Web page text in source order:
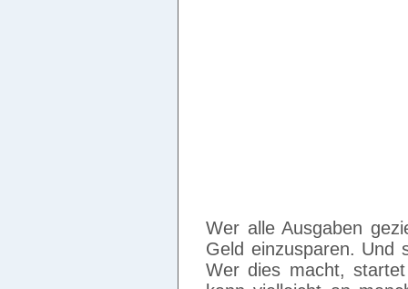
Wer alle Ausgaben
Geld einzusparen. Und
Wer dies macht,